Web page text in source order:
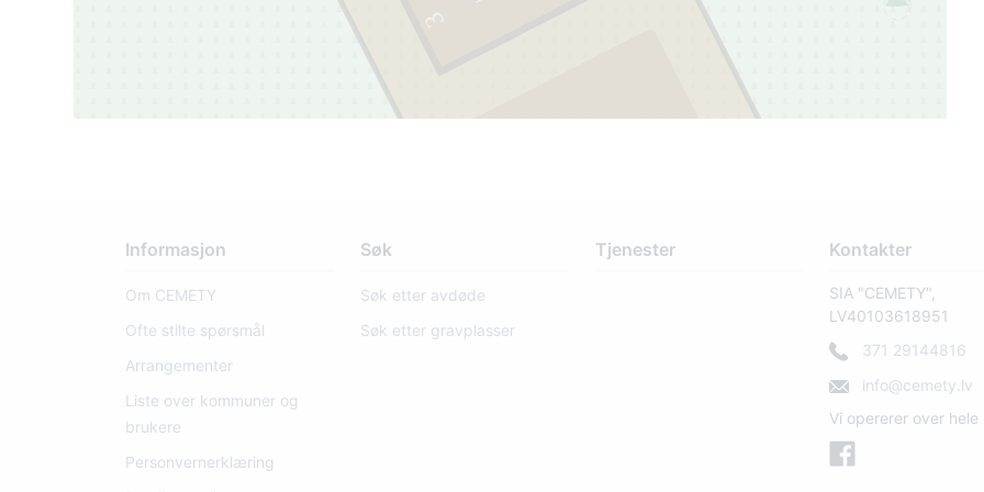
3
Informasjon
Om CEMETY
Ofte stilte spørsmål
Arrangementer
Liste over kommuner og
brukere
Personvernerklæring
Søk
Søk etter avdøde
Søk etter gravplasser
Tjenester Kontakter
SIA "CEMETY",
LV40103618951
371 29144816
info@cemety.lv
Vi opererer over hele